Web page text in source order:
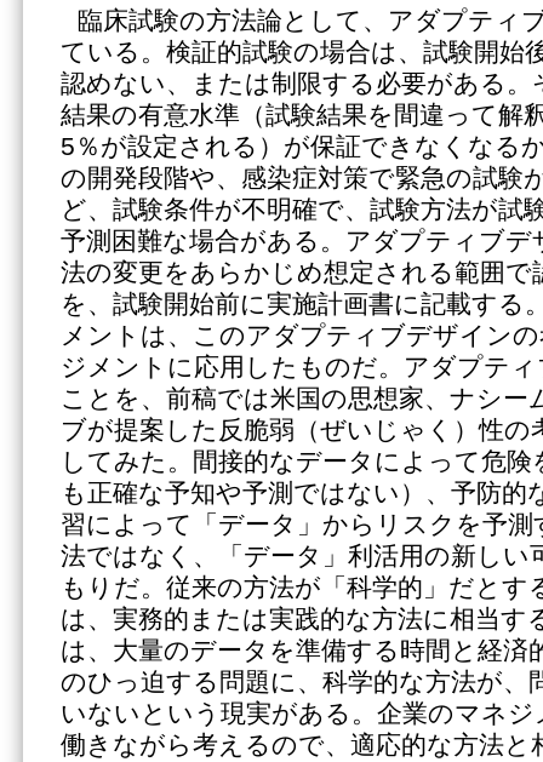
臨床試験の方法論として、アダプティ
ている。検証的試験の場合は、試験開始
認めない、または制限する必要がある
結果の有意水準（試験結果を間違って解
5％が設定される）が保証できなくなる
の開発段階や、感染症対策で緊急の試験
ど、試験条件が不明確で、試験方法が試
予測困難な場合がある。アダプティブデ
法の変更をあらかじめ想定される範囲で
を、試験開始前に実施計画書に記載する
メントは、このアダプティブデザイン
ジメントに応用したものだ。アダプテ
ことを、前稿では米国の思想家、ナシー
ブが提案した反脆弱（ぜいじゃく）性の
してみた。間接的なデータによって危
も正確な予知や予測ではない）、予防的
習によって「データ」からリスクを予
法ではなく、「データ」利活用の新しい
もりだ。従来の方法が「科学的」だとす
は、実務的または実践的な方法に相当す
は、大量のデータを準備する時間と経済
のひっ迫する問題に、科学的な方法が、
いないという現実がある。企業のマネ
働きながら考えるので、適応的な方法と